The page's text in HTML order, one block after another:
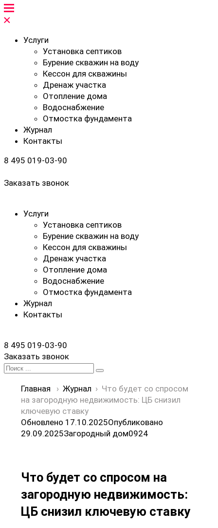
Услуги
Установка септиков
Бурение скважин на воду
Кессон для скважины
Дренаж участка
Отопление дома
Водоснабжение
Отмостка фундамента
Журнал
Контакты
8 495 019-03-90
Заказать звонок
Услуги
Установка септиков
Бурение скважин на воду
Кессон для скважины
Дренаж участка
Отопление дома
Водоснабжение
Отмостка фундамента
Журнал
Контакты
8 495 019-03-90
Заказать звонок
Search
Главная
› Журнал › Что будет со спросом
на загородную недвижимость: ЦБ снизил
ключевую ставку
Обновлено 17.10.2025Опубликовано
29.09.2025Загородный дом0924
Что будет со спросом на
загородную недвижимость:
ЦБ снизил ключевую ставку